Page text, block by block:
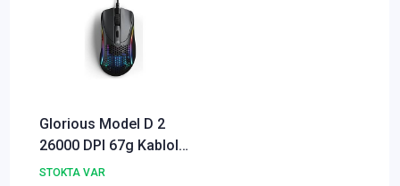
Glorious Model D 2
26000 DPI 67g Kablolu
RGB Ergonomik
STOKTA VAR